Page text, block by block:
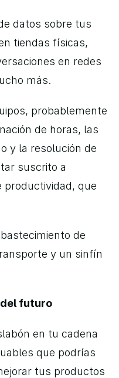
datos sobre tus
tiendas físicas,
en redes
más.
probablemente
de horas, las
y la resolución de
suscrito a
productividad, que
de
y un sinfín
futuro
en tu cadena
que podrías
tus productos